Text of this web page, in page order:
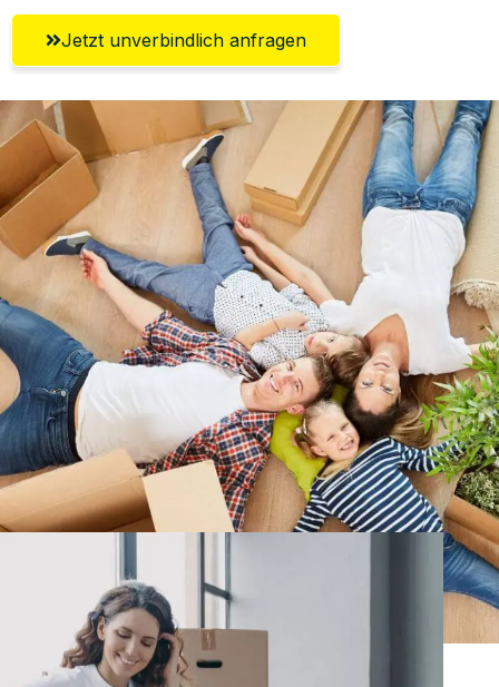
Jetzt unverbindlich anfragen